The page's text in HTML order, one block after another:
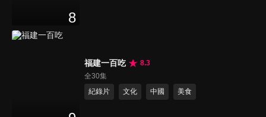
8
福建一百吃
8.3
全30集
紀錄片
文化 中國 美食